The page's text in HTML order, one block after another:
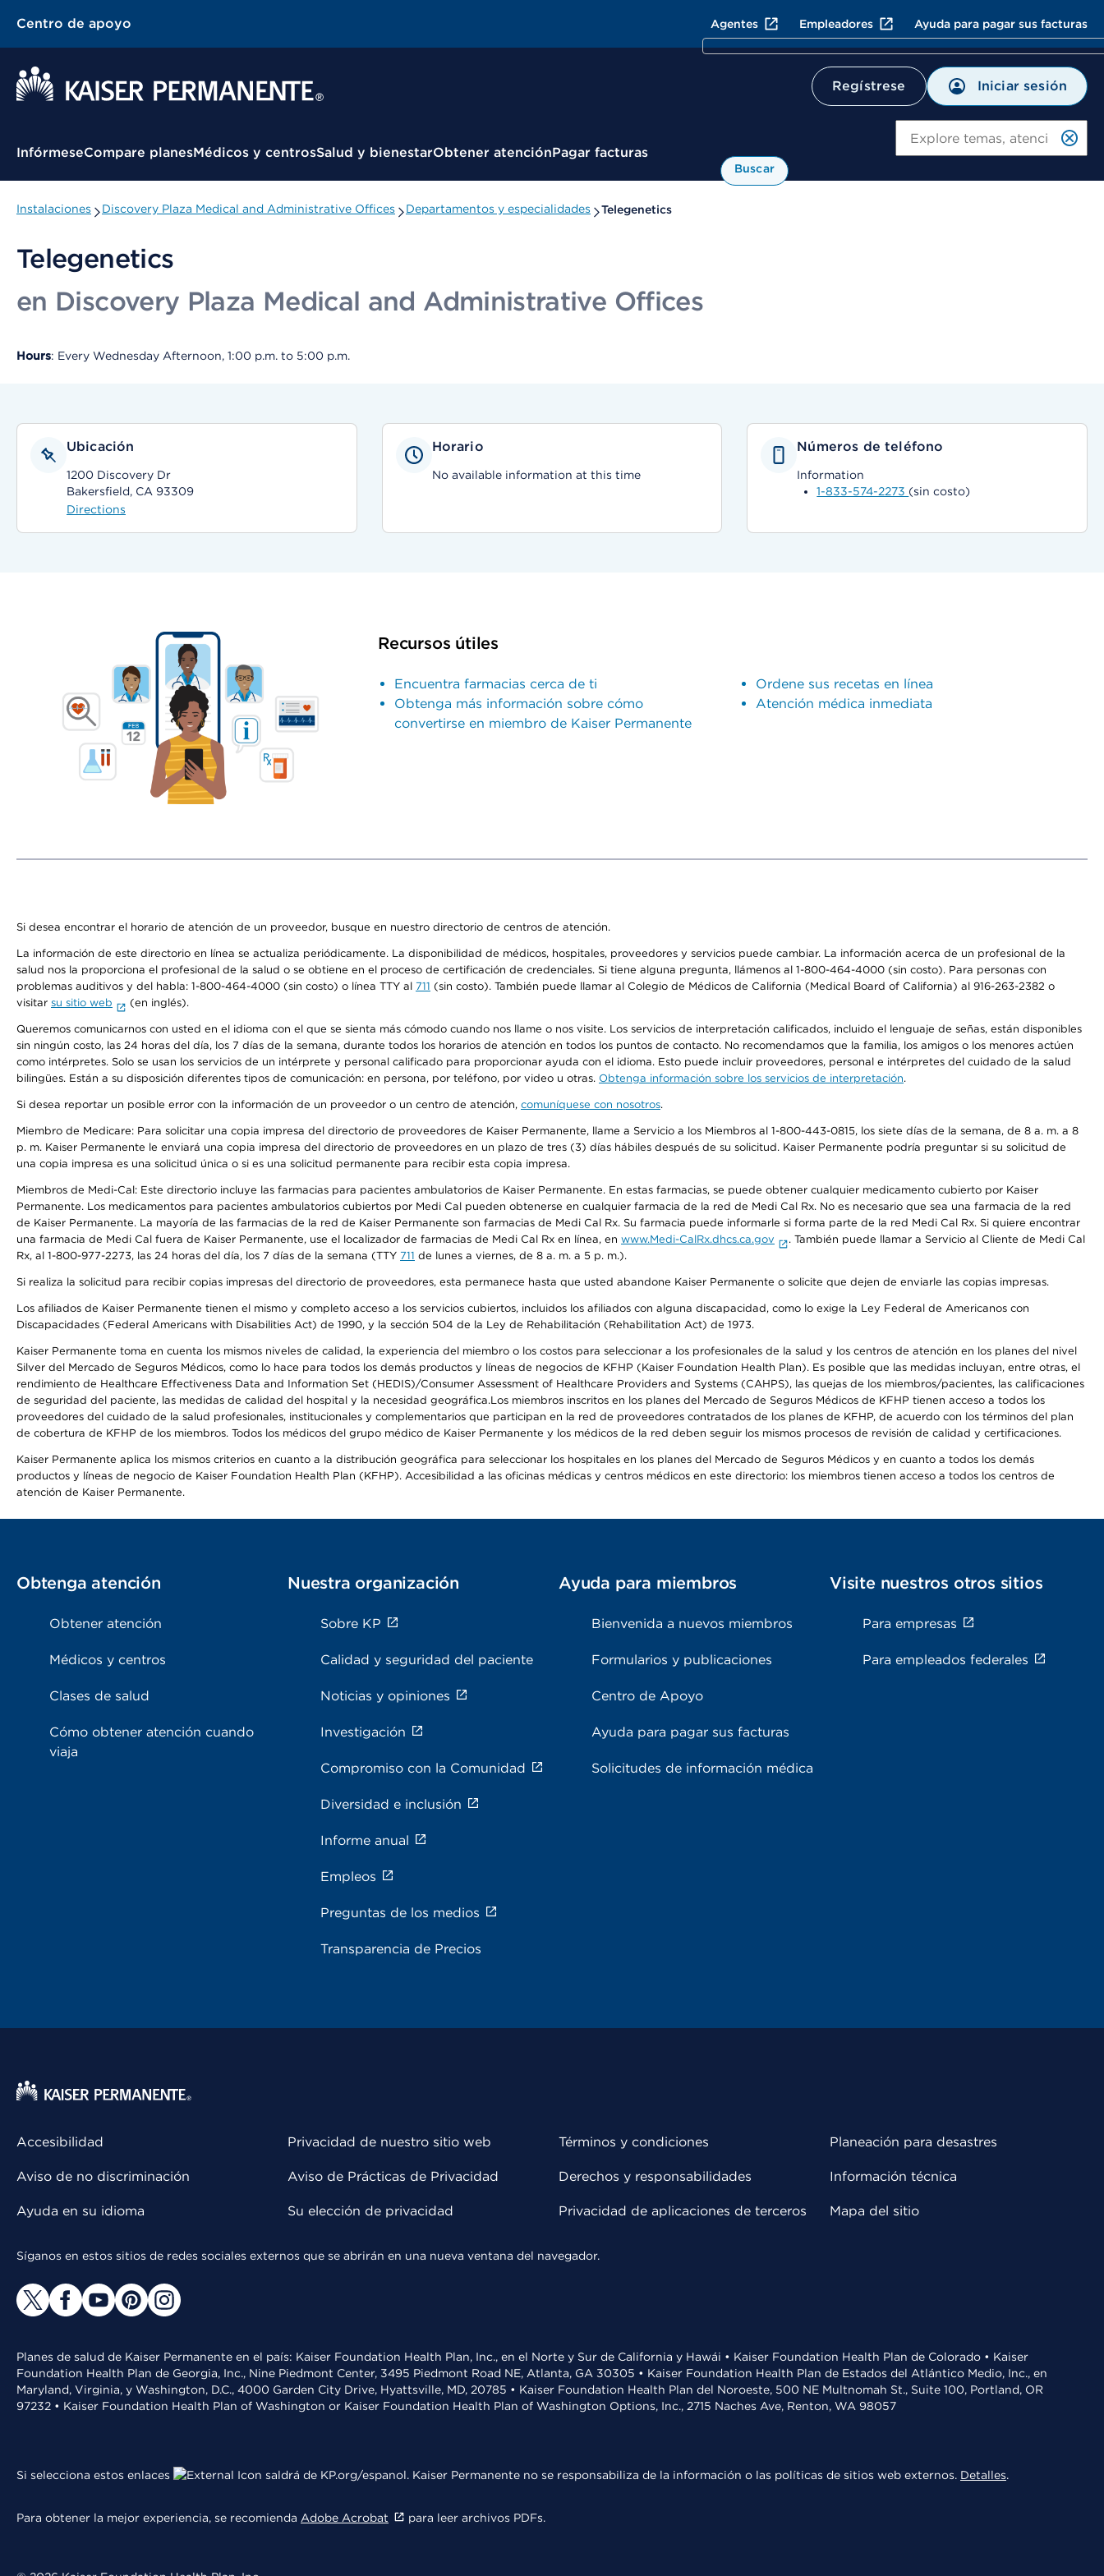
Centro de apoyo Agentes Empleadores Ayuda para pagar sus facturas
Regístrese Iniciar sesión
Menú contextual
InfórmeseCompare planesMédicos y centrosSalud y bienestarObtener atenciónPagar facturas
Buscar
Instalaciones Discovery Plaza Medical and Administrative Offices Departamentos y especialidades Telegenetics
Telegenetics
en Discovery Plaza Medical and Administrative Offices
Hours: Every Wednesday Afternoon, 1:00 p.m. to 5:00 p.m.
Ubicación
1200 Discovery Dr
Bakersfield, CA 93309
Directions
Horario
No available information at this time
Números de teléfono
Information
1-833-574-2273 (sin costo)
Recursos útiles
Encuentra farmacias cerca de ti
Obtenga más información sobre cómo
convertirse en miembro de Kaiser Permanente
Ordene sus recetas en línea
Atención médica inmediata
Si desea encontrar el horario de atención de un proveedor, busque en nuestro directorio de centros de atención.
La información de este directorio en línea se actualiza periódicamente. La disponibilidad de médicos, hospitales, proveedores y servicios puede cambiar. La información acerca de un profesional de la
salud nos la proporciona el profesional de la salud o se obtiene en el proceso de certificación de credenciales. Si tiene alguna pregunta, llámenos al 1-800-464-4000 (sin costo). Para personas con
problemas auditivos y del habla: 1-800-464-4000 (sin costo) o línea TTY al 711 (sin costo). También puede llamar al Colegio de Médicos de California (Medical Board of California) al 916-263-2382 o
visitar su sitio web (en inglés).
Queremos comunicarnos con usted en el idioma con el que se sienta más cómodo cuando nos llame o nos visite. Los servicios de interpretación calificados, incluido el lenguaje de señas, están disponibles
sin ningún costo, las 24 horas del día, los 7 días de la semana, durante todos los horarios de atención en todos los puntos de contacto. No recomendamos que la familia, los amigos o los menores actúen
como intérpretes. Solo se usan los servicios de un intérprete y personal calificado para proporcionar ayuda con el idioma. Esto puede incluir proveedores, personal e intérpretes del cuidado de la salud
bilingües. Están a su disposición diferentes tipos de comunicación: en persona, por teléfono, por video u otras. Obtenga información sobre los servicios de interpretación.
Si desea reportar un posible error con la información de un proveedor o un centro de atención, comuníquese con nosotros.
Miembro de Medicare: Para solicitar una copia impresa del directorio de proveedores de Kaiser Permanente, llame a Servicio a los Miembros al 1-800-443-0815, los siete días de la semana, de 8 a. m. a 8
p. m. Kaiser Permanente le enviará una copia impresa del directorio de proveedores en un plazo de tres (3) días hábiles después de su solicitud. Kaiser Permanente podría preguntar si su solicitud de
una copia impresa es una solicitud única o si es una solicitud permanente para recibir esta copia impresa.
Miembros de Medi-Cal: Este directorio incluye las farmacias para pacientes ambulatorios de Kaiser Permanente. En estas farmacias, se puede obtener cualquier medicamento cubierto por Kaiser
Permanente. Los medicamentos para pacientes ambulatorios cubiertos por Medi Cal pueden obtenerse en cualquier farmacia de la red de Medi Cal Rx. No es necesario que sea una farmacia de la red
de Kaiser Permanente. La mayoría de las farmacias de la red de Kaiser Permanente son farmacias de Medi Cal Rx. Su farmacia puede informarle si forma parte de la red Medi Cal Rx. Si quiere encontrar
una farmacia de Medi Cal fuera de Kaiser Permanente, use el localizador de farmacias de Medi Cal Rx en línea, en www.Medi-CalRx.dhcs.ca.gov
. También puede llamar a Servicio al Cliente de Medi Cal
Rx, al 1-800-977-2273, las 24 horas del día, los 7 días de la semana (TTY 711 de lunes a viernes, de 8 a. m. a 5 p. m.).
Si realiza la solicitud para recibir copias impresas del directorio de proveedores, esta permanece hasta que usted abandone Kaiser Permanente o solicite que dejen de enviarle las copias impresas.
Los afiliados de Kaiser Permanente tienen el mismo y completo acceso a los servicios cubiertos, incluidos los afiliados con alguna discapacidad, como lo exige la Ley Federal de Americanos con
Discapacidades (Federal Americans with Disabilities Act) de 1990, y la sección 504 de la Ley de Rehabilitación (Rehabilitation Act) de 1973.
Kaiser Permanente toma en cuenta los mismos niveles de calidad, la experiencia del miembro o los costos para seleccionar a los profesionales de la salud y los centros de atención en los planes del nivel
Silver del Mercado de Seguros Médicos, como lo hace para todos los demás productos y líneas de negocios de KFHP (Kaiser Foundation Health Plan). Es posible que las medidas incluyan, entre otras, el
rendimiento de Healthcare Effectiveness Data and Information Set (HEDIS)/Consumer Assessment of Healthcare Providers and Systems (CAHPS), las quejas de los miembros/pacientes, las calificaciones
de seguridad del paciente, las medidas de calidad del hospital y la necesidad geográfica.Los miembros inscritos en los planes del Mercado de Seguros Médicos de KFHP tienen acceso a todos los
proveedores del cuidado de la salud profesionales, institucionales y complementarios que participan en la red de proveedores contratados de los planes de KFHP, de acuerdo con los términos del plan
de cobertura de KFHP de los miembros. Todos los médicos del grupo médico de Kaiser Permanente y los médicos de la red deben seguir los mismos procesos de revisión de calidad y certificaciones.
Kaiser Permanente aplica los mismos criterios en cuanto a la distribución geográfica para seleccionar los hospitales en los planes del Mercado de Seguros Médicos y en cuanto a todos los demás
productos y líneas de negocio de Kaiser Foundation Health Plan (KFHP). Accesibilidad a las oficinas médicas y centros médicos en este directorio: los miembros tienen acceso a todos los centros de
atención de Kaiser Permanente.
Obtenga atención
Obtener atención
Médicos y centros
Clases de salud
Cómo obtener atención cuando
viaja
Nuestra organización
Sobre KP
Calidad y seguridad del paciente
Noticias y opiniones
Investigación
Compromiso con la Comunidad
Diversidad e inclusión
Informe anual
Empleos
Preguntas de los medios
Transparencia de Precios
Ayuda para miembros
Bienvenida a nuevos miembros
Formularios y publicaciones
Centro de Apoyo
Ayuda para pagar sus facturas
Solicitudes de información médica
Visite nuestros otros sitios
Para empresas
Para empleados federales
Accesibilidad
Aviso de no discriminación
Ayuda en su idioma
Privacidad de nuestro sitio web
Aviso de Prácticas de Privacidad
Su elección de privacidad
Términos y condiciones
Derechos y responsabilidades
Privacidad de aplicaciones de terceros
Planeación para desastres
Información técnica
Mapa del sitio
Síganos en estos sitios de redes sociales externos que se abrirán en una nueva ventana del navegador.
Planes de salud de Kaiser Permanente en el país: Kaiser Foundation Health Plan, Inc., en el Norte y Sur de California y Hawái • Kaiser Foundation Health Plan de Colorado • Kaiser
Foundation Health Plan de Georgia, Inc., Nine Piedmont Center, 3495 Piedmont Road NE, Atlanta, GA 30305 • Kaiser Foundation Health Plan de Estados del Atlántico Medio, Inc., en
Maryland, Virginia, y Washington, D.C., 4000 Garden City Drive, Hyattsville, MD, 20785 • Kaiser Foundation Health Plan del Noroeste, 500 NE Multnomah St., Suite 100, Portland, OR
97232 • Kaiser Foundation Health Plan of Washington or Kaiser Foundation Health Plan of Washington Options, Inc., 2715 Naches Ave, Renton, WA 98057
Si selecciona estos enlaces saldrá de KP.org/espanol. Kaiser Permanente no se responsabiliza de la información o las políticas de sitios web externos. Detalles.
Para obtener la mejor experiencia, se recomienda Adobe Acrobat para leer archivos PDFs.